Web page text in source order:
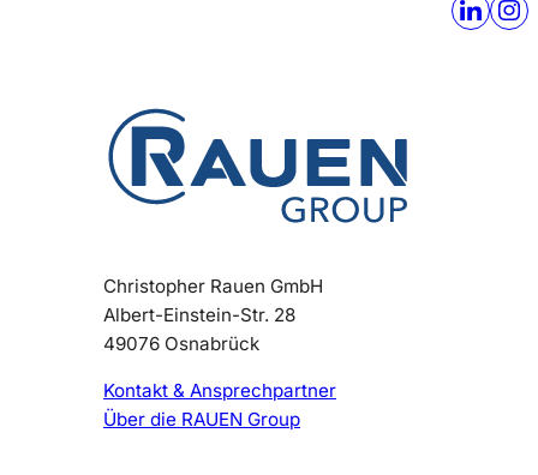
Christopher Rauen GmbH
Albert-Einstein-Str. 28
49076 Osnabrück
Kontakt & Ansprechpartner
Über die RAUEN Group